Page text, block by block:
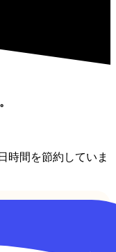
時間を節約していま